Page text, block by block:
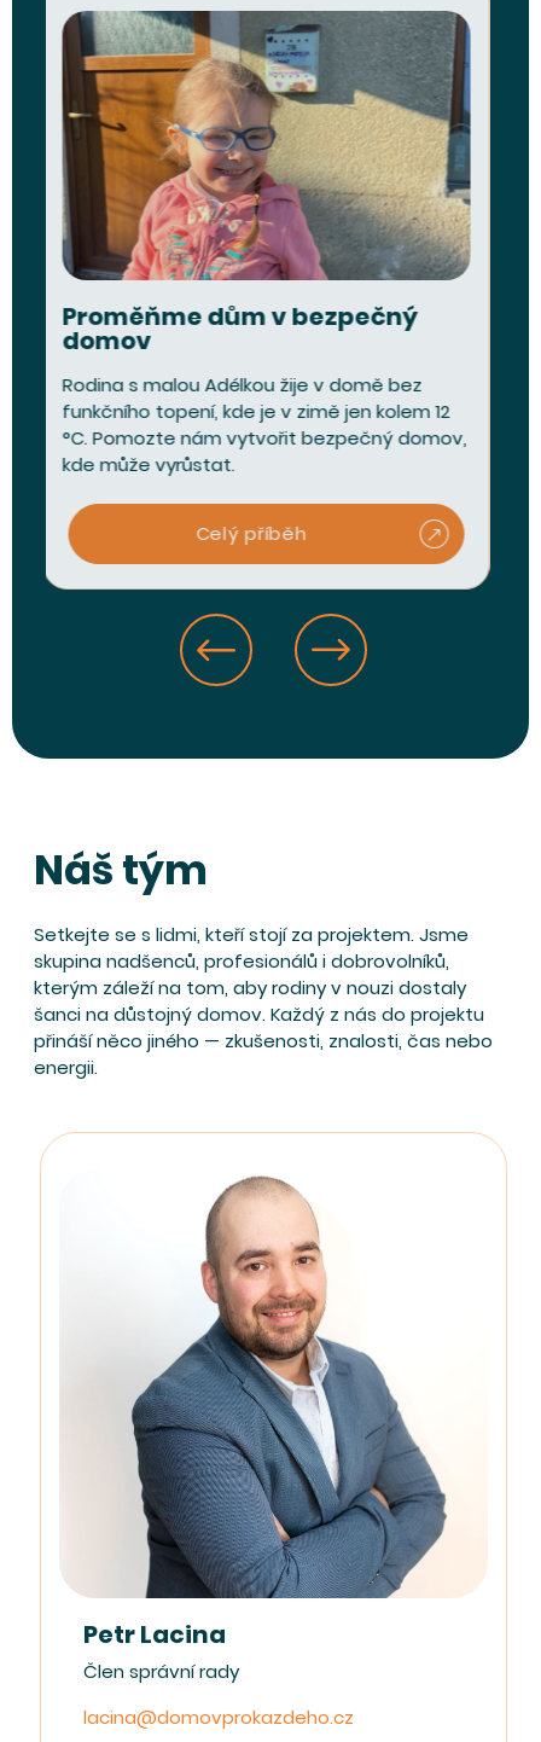
Proměňme dům v bezpečný
domov
Rodina s malou Adélkou žije v domě bez
funkčního topení, kde je v zimě jen kolem 12
°C. Pomozte nám vytvořit bezpečný domov,
kde může vyrůstat.
Celý příběh
Náš tým
Setkejte se s lidmi, kteří stojí za projektem. Jsme
skupina nadšenců, profesionálů i dobrovolníků,
kterým záleží na tom, aby rodiny v nouzi dostaly
šanci na důstojný domov. Každý z nás do projektu
přináší něco jiného — zkušenosti, znalosti, čas nebo
energii.
Petr Lacina
Člen správní rady
lacina@domovprokazdeho.cz